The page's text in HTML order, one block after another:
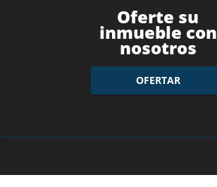
Oferte su
inmueble con
nosotros
OFERTAR